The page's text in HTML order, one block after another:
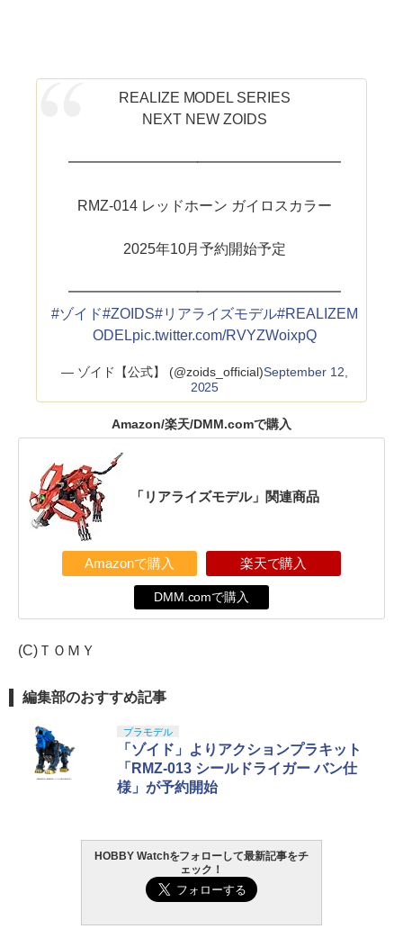
REALIZE MODEL SERIES
NEXT NEW ZOIDS
━━━━━━━━━━━━━━━━━━━
RMZ-014 レッドホーン ガイロスカラー
2025年10月予約開始予定
━━━━━━━━━━━━━━━━━━━
#ゾイド#ZOIDS#リアライズモデル#REALIZEM
ODELpic.twitter.com/RVYZWoixpQ
— ゾイド【公式】 (@zoids_official)September 12,
2025
Amazon/楽天/DMM.comで購入
「リアライズモデル」関連商品
Amazonで購入 楽天で購入
DMM.comで購入
(C)ＴＯＭＹ
編集部のおすすめ記事
プラモデル
「ゾイド」よりアクションプラキット
「RMZ-013 シールドライガー バン仕
様」が予約開始
HOBBY Watchをフォローして最新記事をチ
ェック！